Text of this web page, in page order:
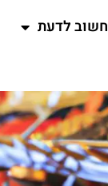
חשוב לדעת